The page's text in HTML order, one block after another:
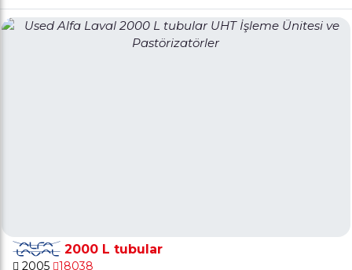
2000 L tubular
2005 18038